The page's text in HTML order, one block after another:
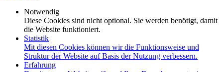
Notwendig
Diese Cookies sind nicht optional. Sie werden benötigt, damit
die Website funktioniert.
Statistik
Mit diesen Cookies können wir die Funktionsweise und
Struktur der Website auf Basis der Nutzung verbessern.
Erfahrung